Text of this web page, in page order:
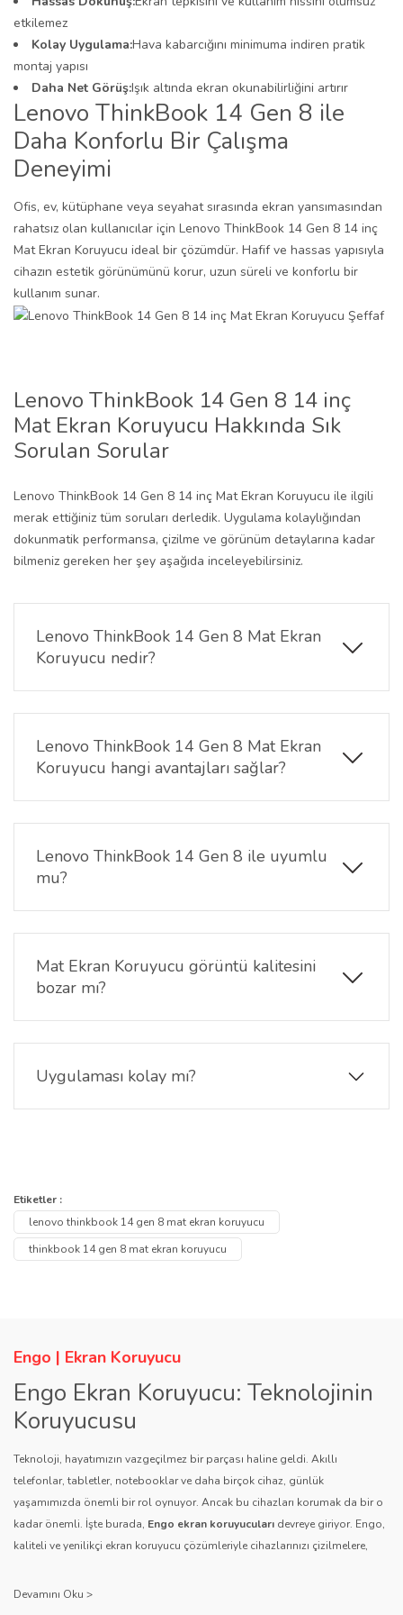
etkilemez
Kolay Uygulama:Hava kabarcığını minimuma indiren pratik
montaj yapısı
Daha Net Görüş:Işık altında ekran okunabilirliğini artırır
Lenovo ThinkBook 14 Gen 8 ile
Daha Konforlu Bir Çalışma
Deneyimi
Ofis, ev, kütüphane veya seyahat sırasında ekran yansımasından
rahatsız olan kullanıcılar için Lenovo ThinkBook 14 Gen 8 14 inç
Mat Ekran Koruyucu ideal bir çözümdür. Hafif ve hassas yapısıyla
cihazın estetik görünümünü korur, uzun süreli ve konforlu bir
kullanım sunar.
Lenovo ThinkBook 14 Gen 8 14 inç
Mat Ekran Koruyucu Hakkında Sık
Sorulan Sorular
Lenovo ThinkBook 14 Gen 8 14 inç Mat Ekran Koruyucu ile ilgili
merak ettiğiniz tüm soruları derledik. Uygulama kolaylığından
dokunmatik performansa, çizilme ve görünüm detaylarına kadar
bilmeniz gereken her şey aşağıda inceleyebilirsiniz.
Lenovo ThinkBook 14 Gen 8 Mat Ekran
Koruyucu nedir?
Bu ürün, ekranınızı çizik, toz ve parmak izlerinden
korurken mat yüzeyi sayesinde yansıma ve parlama
sorunlarını azaltır.
Lenovo ThinkBook 14 Gen 8 Mat Ekran
Koruyucu hangi avantajları sağlar?
Yansıma önleyici özelliği sayesinde güneş ışığında
veya parlak ortamlarda ekranınızı net görmenizi
sağlar. Aynı zamanda göz yorgunluğunu azaltır.
Lenovo ThinkBook 14 Gen 8 ile uyumlu
mu?
Evet, 14 inç 16:10 formatındaki Lenovo ThinkBook
14 Gen 8 notebook modeli ile tam uyumludur.
Mat Ekran Koruyucu görüntü kalitesini
bozar mı?
Hayır. Lenovo ThinkBook 14 Gen 8 14 inç Mat Ekran
Koruyucu şeffaf yapısı görüntü netliğini korur,
yalnızca yansımaları minimize eder.
Uygulaması kolay mı?
Evet, hava kabarcığı oluşumunu minimuma indiren
Yorum Yaz
konularda yetersiz gördüğünüz noktaları öneri formunu kullanarak
tarafımıza iletebilirsiniz.
Görüş ve önerileriniz için teşekkür ederiz.
Bu ürüne benzer farklı alternatifler olmalı.
Gönder
Soru Sor
Etiketler :
lenovo thinkbook 14 gen 8 mat ekran koruyucu
thinkbook 14 gen 8 mat ekran koruyucu
Engo | Ekran Koruyucu
Engo Ekran Koruyucu: Teknolojinin
Koruyucusu
Teknoloji, hayatımızın vazgeçilmez bir parçası haline geldi. Akıllı
telefonlar, tabletler, notebooklar ve daha birçok cihaz, günlük
yaşamımızda önemli bir rol oynuyor. Ancak bu cihazları korumak da bir o
kadar önemli. İşte burada, Engo ekran koruyucuları devreye giriyor. Engo,
kaliteli ve yenilikçi ekran koruyucu çözümleriyle cihazlarınızı çizilmelere,
sağlıyor.